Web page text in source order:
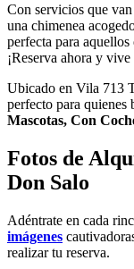
Con servicios que
una chimenea
perfecta para
¡Reserva ahora y
Ubicado en Vila 713
perfecto para quienes
Mascotas, Con
Fotos de
Don Salo
Adéntrate en cada
imágenes
realizar tu reserva.